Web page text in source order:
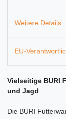
Weitere Details
EU-
Vielseitige BURI
und Jagd
Die BURI